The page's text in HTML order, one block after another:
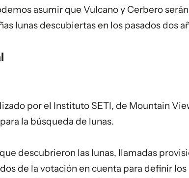
asumir que Vulcano y Cerbero
lunas descubiertas en los pasados dos
por el Instituto SETI, de Mountain
la búsqueda de lunas.
descubrieron las lunas, llamadas
de la votación en cuenta para definir los